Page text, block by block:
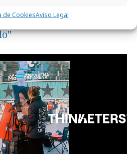
de CookiesAviso Legal
presentan "Llénate